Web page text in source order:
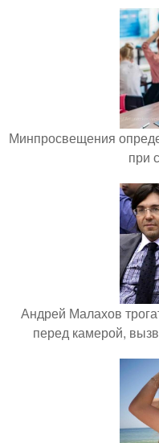
Минпросвещения
при
Андрей Малахов
перед камерой,